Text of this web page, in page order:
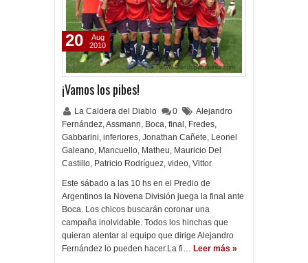
¡Vamos los pibes!
La Caldera del Diablo 0
Alejandro
Fernández,Assmann, Boca, final , Fredes,
Gabbarini, inferiores, Jonathan Cañete, Leonel
Galeano, Mancuello, Matheu, Mauricio Del
Castillo, Patricio Rodríguez, video, Vittor
Este sábado a las 10 hs en el Predio de
Argentinos la Novena División juega la final ante
Boca. Los chicos buscarán coronar una
campaña inolvidable. Todos los hinchas que
quieran alentar al equipo que dirige Alejandro
Fernández lo pueden hacer.La fi… Leer más »
20
Aug
2010